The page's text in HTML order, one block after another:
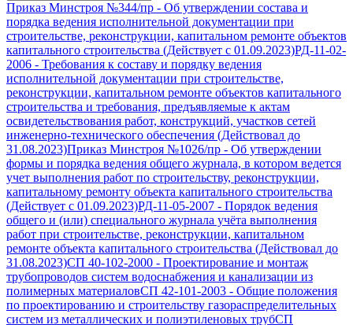
Приказ Минстроя №344/пр - Об утверждении состава и
порядка ведения исполнительной документации при
строительстве, реконструкции, капитальном ремонте объектов
капитального строительства (Действует с 01.09.2023)РД-11-02-
2006 - Требования к составу и порядку ведения
исполнительной документации при строительстве,
реконструкции, капитальном ремонте объектов капитального
строительства и требования, предъявляемые к актам
освидетельствования работ, конструкций, участков сетей
инженерно-технического обеспечения (Действовал до
31.08.2023)Приказ Минстроя №1026/пр - Об утверждении
формы и порядка ведения общего журнала, в котором ведется
учет выполнения работ по строительству, реконструкции,
капитальному ремонту объекта капитального строительства
(Действует с 01.09.2023)РД-11-05-2007 - Порядок ведения
общего и (или) специального журнала учёта выполнения
работ при строительстве, реконструкции, капитальном
ремонте объекта капитального строительства (Действовал до
31.08.2023)СП 40-102-2000 - Проектирование и монтаж
трубопроводов систем водоснабжения и канализации из
полимерных материаловСП 42-101-2003 - Общие положения
по проектированию и строительству газораспределительных
систем из металлических и полиэтиленовых трубСП